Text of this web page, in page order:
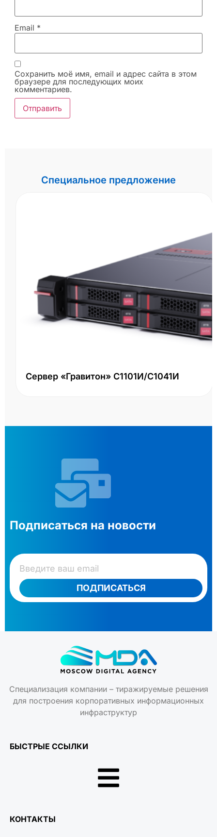
Email *
Сохранить моё имя, email и адрес сайта в этом
браузере для последующих моих
комментариев.
Специальное предложение
Сервер «Гравитон» С1101И/С1041И
Подписаться на новости
ПОДПИСАТЬСЯ
Специализация компании – тиражируемые решения
для построения корпоративных информационных
инфраструктур
БЫСТРЫЕ ССЫЛКИ
КОНТАКТЫ